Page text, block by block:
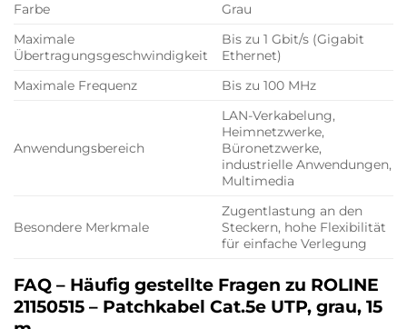
Farbe
Grau
Maximale
Übertragungsgeschwindigkeit
Bis zu 1 Gbit/s (Gigabit
Ethernet)
Maximale Frequenz
Bis zu 100 MHz
Anwendungsbereich
LAN-Verkabelung,
Heimnetzwerke,
Büronetzwerke,
industrielle Anwendungen,
Multimedia
Besondere Merkmale
Zugentlastung an den
Steckern, hohe Flexibilität
für einfache Verlegung
FAQ – Häufig gestellte Fragen zu ROLINE
21150515 – Patchkabel Cat.5e UTP, grau, 15